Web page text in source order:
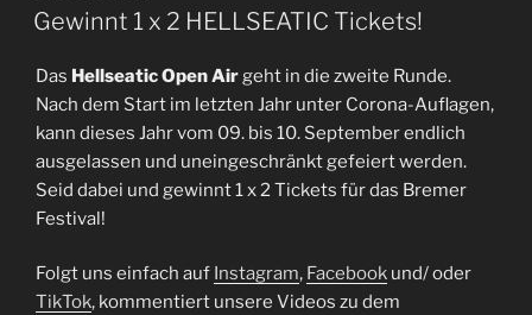
AM
Gewinnt 1 x 2 HELLSEATIC Tickets!
Das Hellseatic Open Airgeht in die zweite Runde.
Nach dem Start im letzten Jahr unter Corona-Auflagen,
kann dieses Jahr vom 09. bis 10. September endlich
ausgelassen und uneingeschränkt gefeiert werden.
Seid dabei und gewinnt 1 x 2 Tickets für das Bremer
Festival!
Folgt uns einfach auf Instagram, Facebook und/ oder
TikTok, kommentiert unsere Videos zu dem